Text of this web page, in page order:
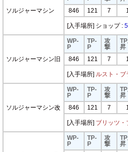
ソルジャーマシン 846 121 7
[入手場所] ショップ :
ソルジャーマシン旧
WP-
P
TP-
P
攻
撃
昇
846 121 7
[入手場所] ルスト・ブ
ソルジャーマシン改
WP-
P
TP-
P
攻
撃
昇
846 121 7
[入手場所] ブリッツ・
WP-
P
TP-
P
攻
撃
昇